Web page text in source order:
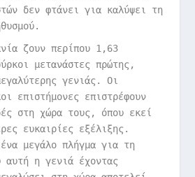
δεν φτάνει για καλύψει τη
ζουν περίπου 1,63
μετανάστες πρώτης,
γενιάς. Οι
επιστήμονες επιστρέφουν
στη χώρα τους, όπου εκεί
ευκαιρίες εξέλιξης.
μεγάλο πλήγμα για τη
αυτή η γενιά έχοντας